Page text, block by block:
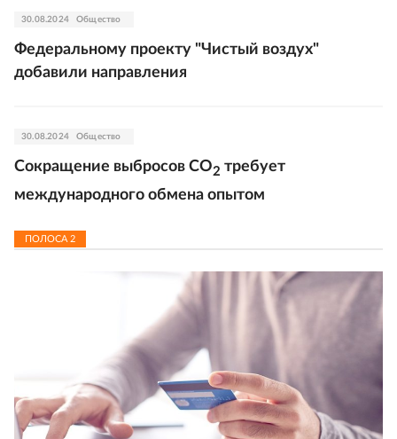
30.08.2024 Общество
Федеральному проекту "Чистый воздух"
добавили направления
30.08.2024 Общество
Сокращение выбросов СО2 требует
международного обмена опытом
ПОЛОСА 2